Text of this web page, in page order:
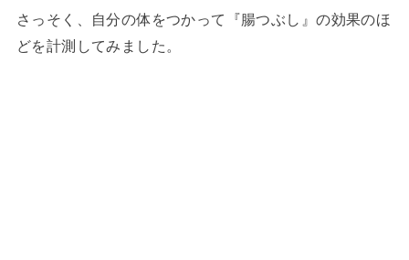
さっそく、自分の体をつかって『腸つぶし』の効果のほ
どを計測してみました。